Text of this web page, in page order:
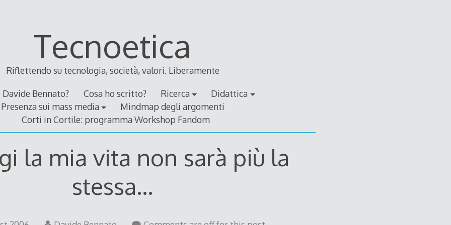
Tecnoetica
Riflettendo su tecnologia, società, valori. Liberamente
Davide Bennato? Cosa ho scritto? Ricerca
Didattica
Presenza sui mass media
Mindmap degli argomenti
Corti in Cortile: programma Workshop Fandom
la mia vita non sarà più la
stessa…